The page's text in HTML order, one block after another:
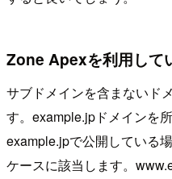
Zone Apexを利用して
サブドメインを含まないド
す。example.jpドメインを
example.jpで公開している
ケースに該当します。